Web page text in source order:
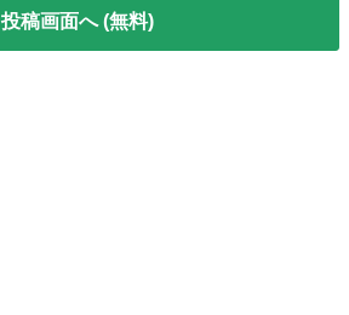
投稿画面へ (無料)